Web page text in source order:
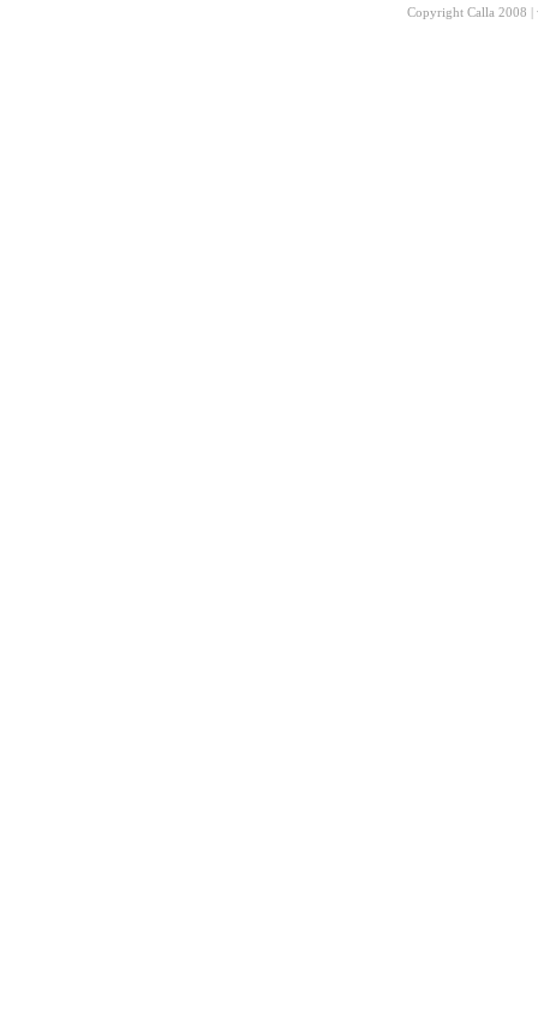
Copyright Calla 2008 |